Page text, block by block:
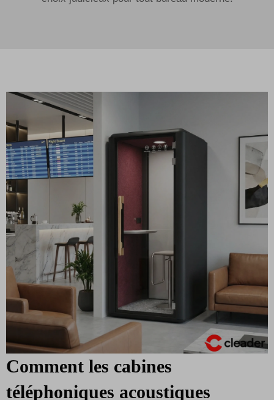
Comment les cabines
téléphoniques acoustiques